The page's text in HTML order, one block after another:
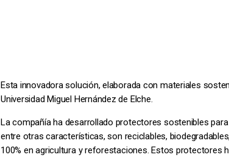
Esta innovadora solución, elaborada con materiales
Universidad Miguel Hernández de Elche.
La compañía ha desarrollado protectores sostenibles
entre otras características, son reciclables,
100% en agricultura y reforestaciones. Estos protectores